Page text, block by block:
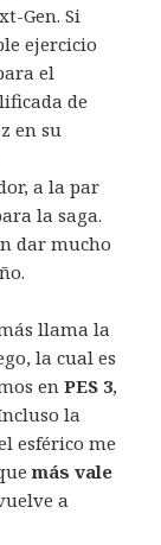
Gen. Si
ejercicio
el
de
en su
a la par
la saga.
dar mucho
llama la
la cual es
enPES 3,
la
esférico me
más vale
a